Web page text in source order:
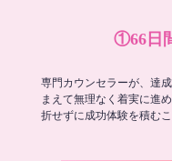
①66日
専門カウンセラーが、達
まえて無理なく着実に進
折せずに成功体験を積むこ